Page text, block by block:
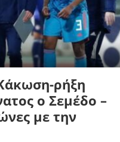
ρήξη
ο Σεμέδο –
με την